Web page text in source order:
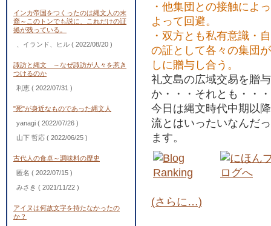
インカ帝国をつくったのは縄文人の末
裔～このトンでも説に、これだけの証
拠が残っている。
、イランド、ヒル ( 2022/08/20 )
諏訪と縄文 ～なぜ諏訪が人々を惹き
つけるのか
利恵 ( 2022/07/31 )
"死"が身近なものであった縄文人
yanagi ( 2022/07/26 )
山下 哲応 ( 2022/06/25 )
古代人の食卓～調味料の歴史
匿名 ( 2022/07/15 )
みさき ( 2021/11/22 )
アイヌは何故文字を持たなかったの
か？
・他集団との接触によ
よって回避。
・双方とも私有意識・
の証として各々の集団
しに贈与し合う。
礼文島の広域交易を贈
か・・・それとも・・
今日は縄文時代中期以
流とはいったいなんだ
ます。
(さらに…)